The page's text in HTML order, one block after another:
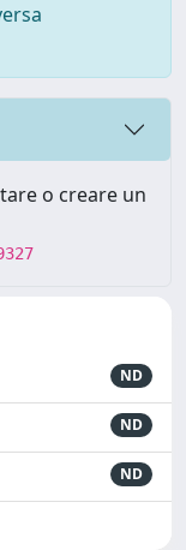
o creare un
ND
ND
ND